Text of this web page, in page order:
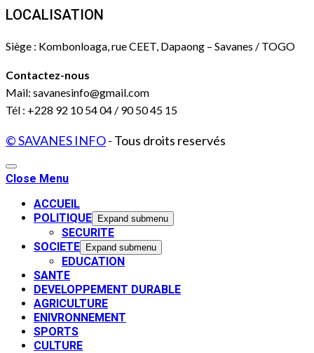
LOCALISATION
Siège : Kombonloaga, rue CEET, Dapaong – Savanes / TOGO
Contactez-nous
Mail: savanesinfo@gmail.com
Tél : +228 92 10 54 04 / 90 50 45 15
© SAVANES INFO- Tous droits reservés
Close Menu
ACCUEIL
POLITIQUE
Expand submenu
SECURITE
SOCIETE
Expand submenu
EDUCATION
SANTE
DEVELOPPEMENT DURABLE
AGRICULTURE
ENIVRONNEMENT
SPORTS
CULTURE